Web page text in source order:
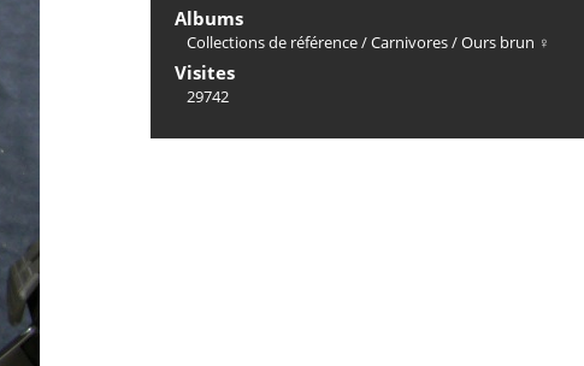
Albums
Collections de référence/Carnivores/Ours brun ♀
Visites
29742